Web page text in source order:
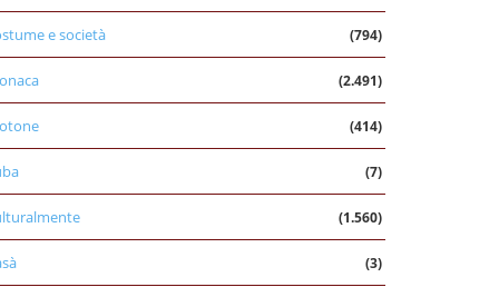
e società (794)
(2.491)
(414)
(7)
(1.560)
(3)